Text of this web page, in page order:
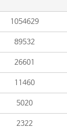
1054629
89532
26601
11460
5020
2322